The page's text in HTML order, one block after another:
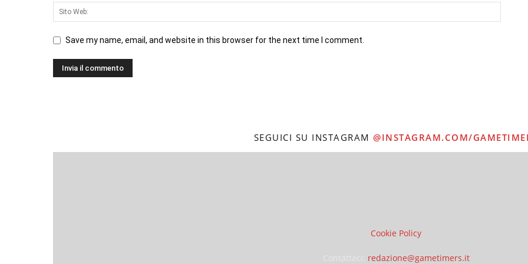
Save my name, email, and website in this browser for the next time I comment.
SEGUICI SU INSTAGRAM @INSTAGRAM.COM/
Cookie Policy
redazione@gametimers.it